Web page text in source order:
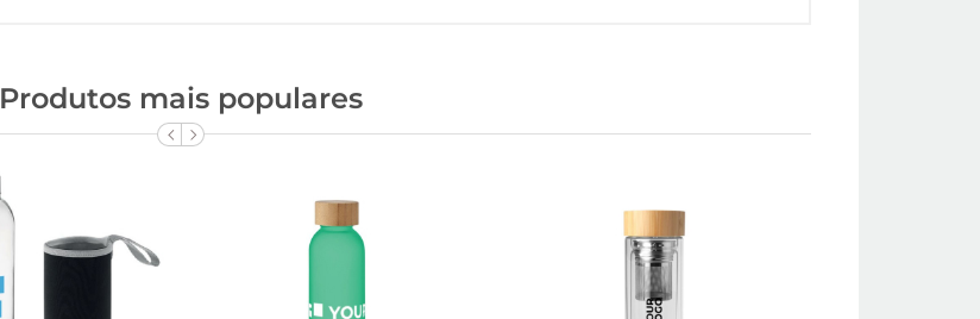
Produtos mais populares